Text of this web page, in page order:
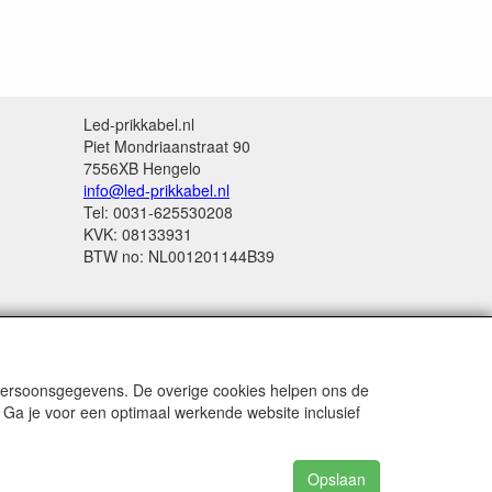
Led-prikkabel.nl
Piet Mondriaanstraat 90
7556XB Hengelo
info@led-prikkabel.nl
Tel: 0031-625530208
KVK: 08133931
BTW no: NL001201144B39
De overige cookies helpen ons de
je voor een optimaal werkende website inclusief
Opslaan